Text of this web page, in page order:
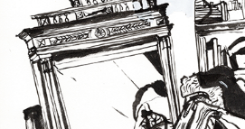
2024
LA CASA